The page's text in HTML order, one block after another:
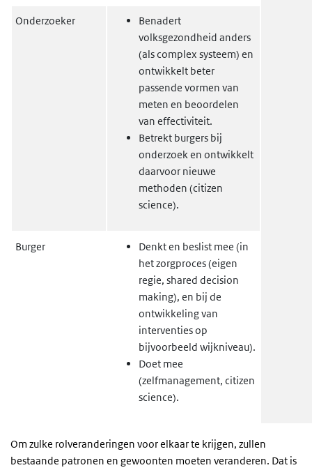
Onderzoeker
Benadert
volksgezondheid anders
(als complex systeem) en
ontwikkelt beter
passende vormen van
meten en beoordelen
van effectiviteit.
Betrekt burgers bij
onderzoek en ontwikkelt
daarvoor nieuwe
methoden (citizen
science).
Burger
Denkt en beslist mee (in
het zorgproces (eigen
regie, shared decision
making), en bij de
ontwikkeling van
interventies op
bijvoorbeeld wijkniveau).
Doet mee
(zelfmanagement, citizen
science).
Om zulke rolveranderingen voor elkaar te krijgen, zullen
bestaande patronen en gewoonten moeten veranderen. Dat is